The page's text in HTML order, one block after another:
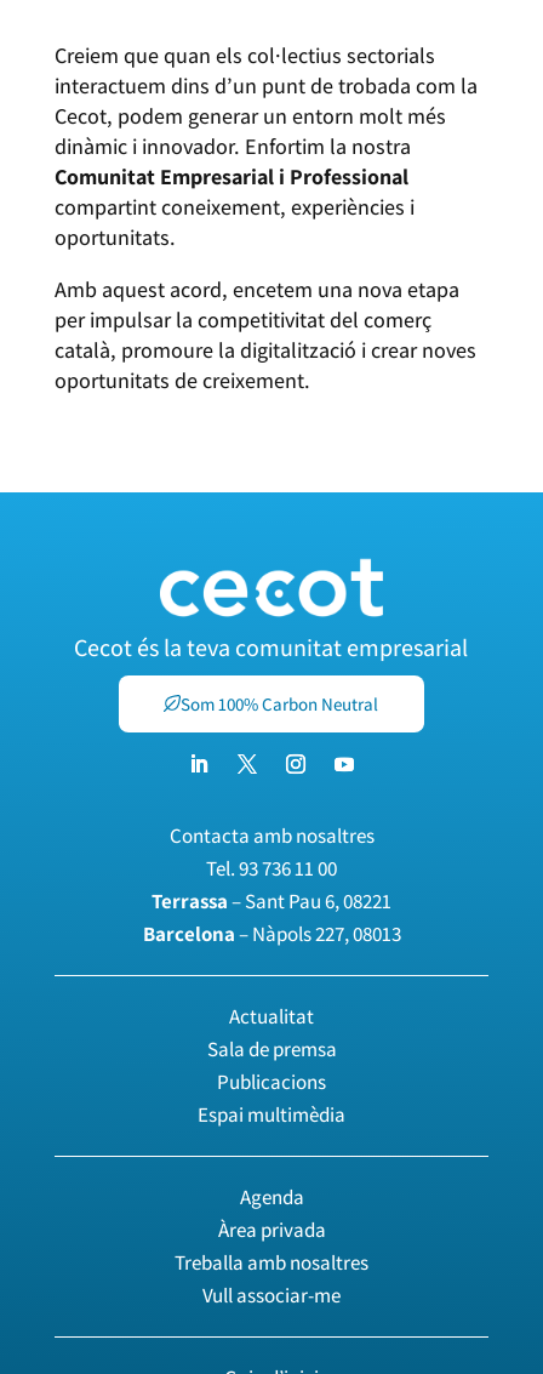
Creiem que quan els col·lectius sectorials
interactuem dins d’un punt de trobada com la
Cecot, podem generar un entorn molt més
dinàmic i innovador. Enfortim la nostra
Comunitat Empresarial i Professional
compartint coneixement, experiències i
oportunitats.
Amb aquest acord, encetem una nova etapa
per impulsar la competitivitat del comerç
català, promoure la digitalització i crear noves
oportunitats de creixement.
Cecot és la teva comunitat empresarial
Som 100% Carbon Neutral
Contacta amb nosaltres
Tel.93 736 11 00
Terrassa– Sant Pau 6, 08221
Barcelona– Nàpols 227, 08013
Actualitat
Sala de premsa
Publicacions
Espai multimèdia
Agenda
Àrea privada
Treballa amb nosaltres
Vull associar-me